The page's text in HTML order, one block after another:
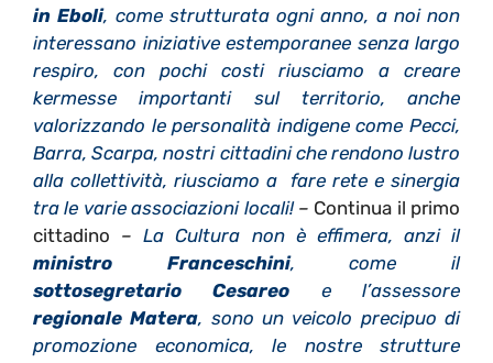
in Eboli, come strutturata ogni anno, a noi non
interessano iniziative estemporanee senza largo
respiro, con pochi costi riusciamo a creare
kermesse importanti sul territorio, anche
valorizzando le personalità indigene come Pecci,
Barra, Scarpa, nostri cittadini che rendono lustro
alla collettività, riusciamo a fare rete e sinergia
tra le varie associazioni locali!– Continua il primo
cittadino –La Cultura non è effimera, anzi il
ministro Franceschini, come il
sottosegretario Cesareo e l’assessore
regionale Matera, sono un veicolo precipuo di
promozione economica, le nostre strutture